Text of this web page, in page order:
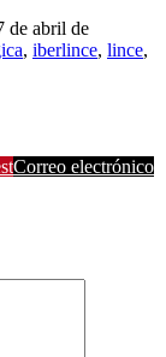
de abril de
, iberlince, lince,
Correo electrónico